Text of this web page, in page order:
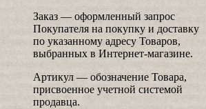
Заказ — оформленный запрос
Покупателя на покупку и доставку
по указанному адресу Товаров,
выбранных в Интернет-магазине.
Артикул — обозначение Товара,
присвоенное учетной системой
продавца.